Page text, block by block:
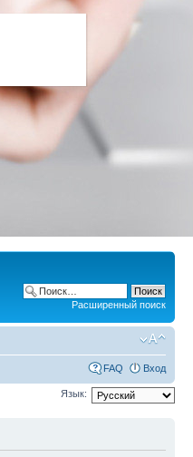
Расширенный поиск
FAQ Вход
Язык: